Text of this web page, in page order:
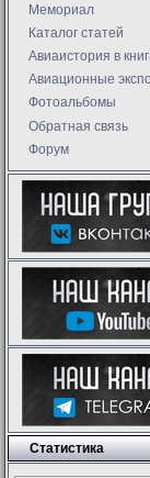
Мемориал
Каталог статей
Авиаистория в
Авиационные
Фотоальбомы
Обратная связь
Форум
Статистика